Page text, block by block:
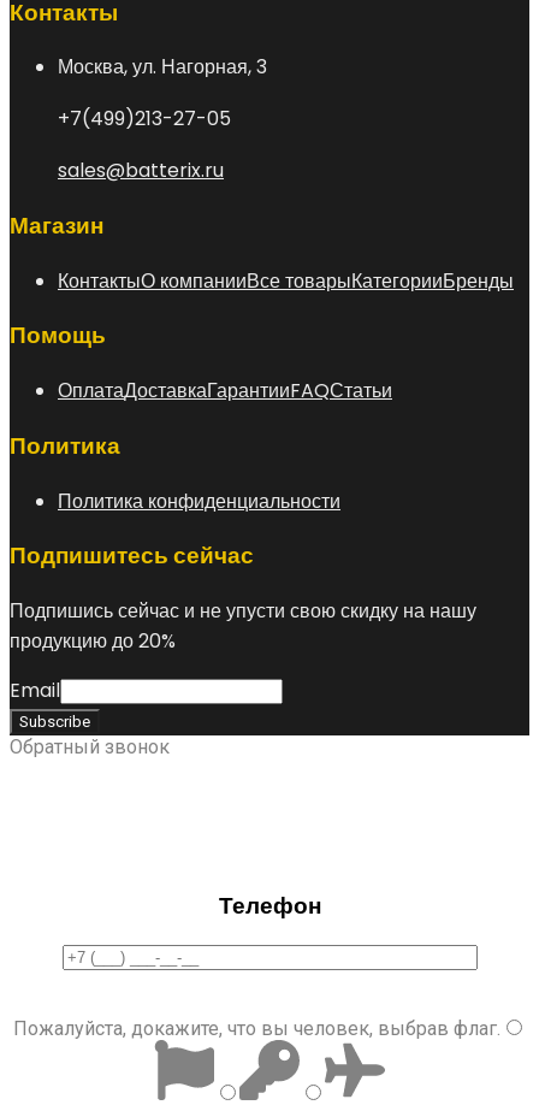
Контакты
Москва, ул. Нагорная, 3
+7(499)213-27-05
sales@batterix.ru
Магазин
КонтактыО компанииВсе товарыКатегорииБренды
Помощь
ОплатаДоставкаГарантииFAQСтатьи
Политика
Политика конфиденциальности
Подпишитесь сейчас
Подпишись сейчас и не упусти свою скидку на нашу
продукцию до 20%
Email
Обратный звонок
Телефон
Пожалуйста, докажите, что вы человек, выбрав флаг.